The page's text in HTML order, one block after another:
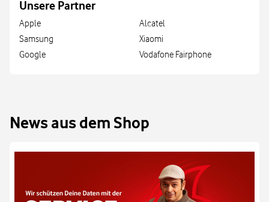
Unsere Partner
Apple
Samsung
Google
Alcatel
Xiaomi
Vodafone Fairphone
News aus dem Shop